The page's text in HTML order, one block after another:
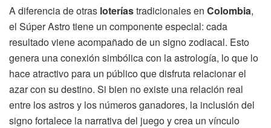
A diferencia de otras loteríastradicionales en Colombia,
el Súper Astro tiene un componente especial: cada
resultado viene acompañado de un signo zodiacal. Esto
genera una conexión simbólica con la astrología, lo que lo
hace atractivo para un público que disfruta relacionar el
azar con su destino. Si bien no existe una relación real
entre los astros y los números ganadores, la inclusión del
signo fortalece la narrativa del juego y crea un vínculo